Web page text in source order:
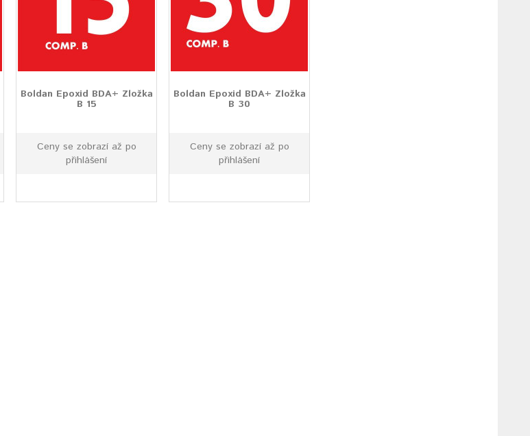
Boldan Epoxid BDA+ Zložka
B 15
Ceny se zobrazí až po
přihlášení
Boldan Epoxid BDA+ Zložka
B 30
Ceny se zobrazí až po
přihlášení